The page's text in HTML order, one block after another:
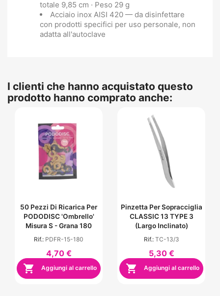
totale 9,85 cm · Peso 29 g
Acciaio inox AISI 420 — da disinfettare
con prodotti specifici per uso personale, non
adatta all'autoclave
I clienti che hanno acquistato questo
prodotto hanno comprato anche:
50 Pezzi Di Ricarica Per
PODODISC 'Ombrello'
Misura S - Grana 180
Rif.: PDFR-15-180
4,70 €
 Aggiungi al carrello
Pinzetta Per Sopracciglia
CLASSIC 13 TYPE 3
(largo Inclinato)
Rif.: TC-13/3
5,30 €
 Aggiungi al carrello